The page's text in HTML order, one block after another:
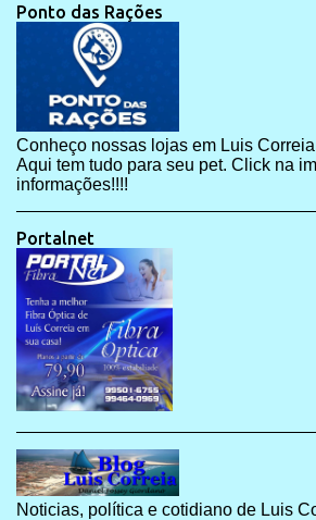
Ponto das Rações
Conheço nossas lojas em Luis
Aqui tem tudo para seu pet. Click na
informações!!!!
Portalnet
Noticias, política e cotidiano de Luis